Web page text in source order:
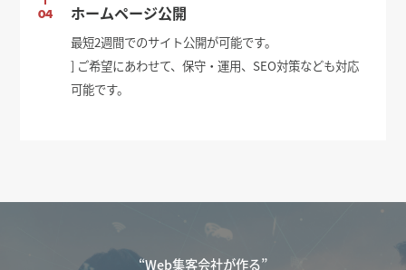
04 ホームページ公開
最短2週間でのサイト公開が可能です。
] ご希望にあわせて、保守・運用、SEO対策なども対応
可能です。
“Web集客会社が作る”